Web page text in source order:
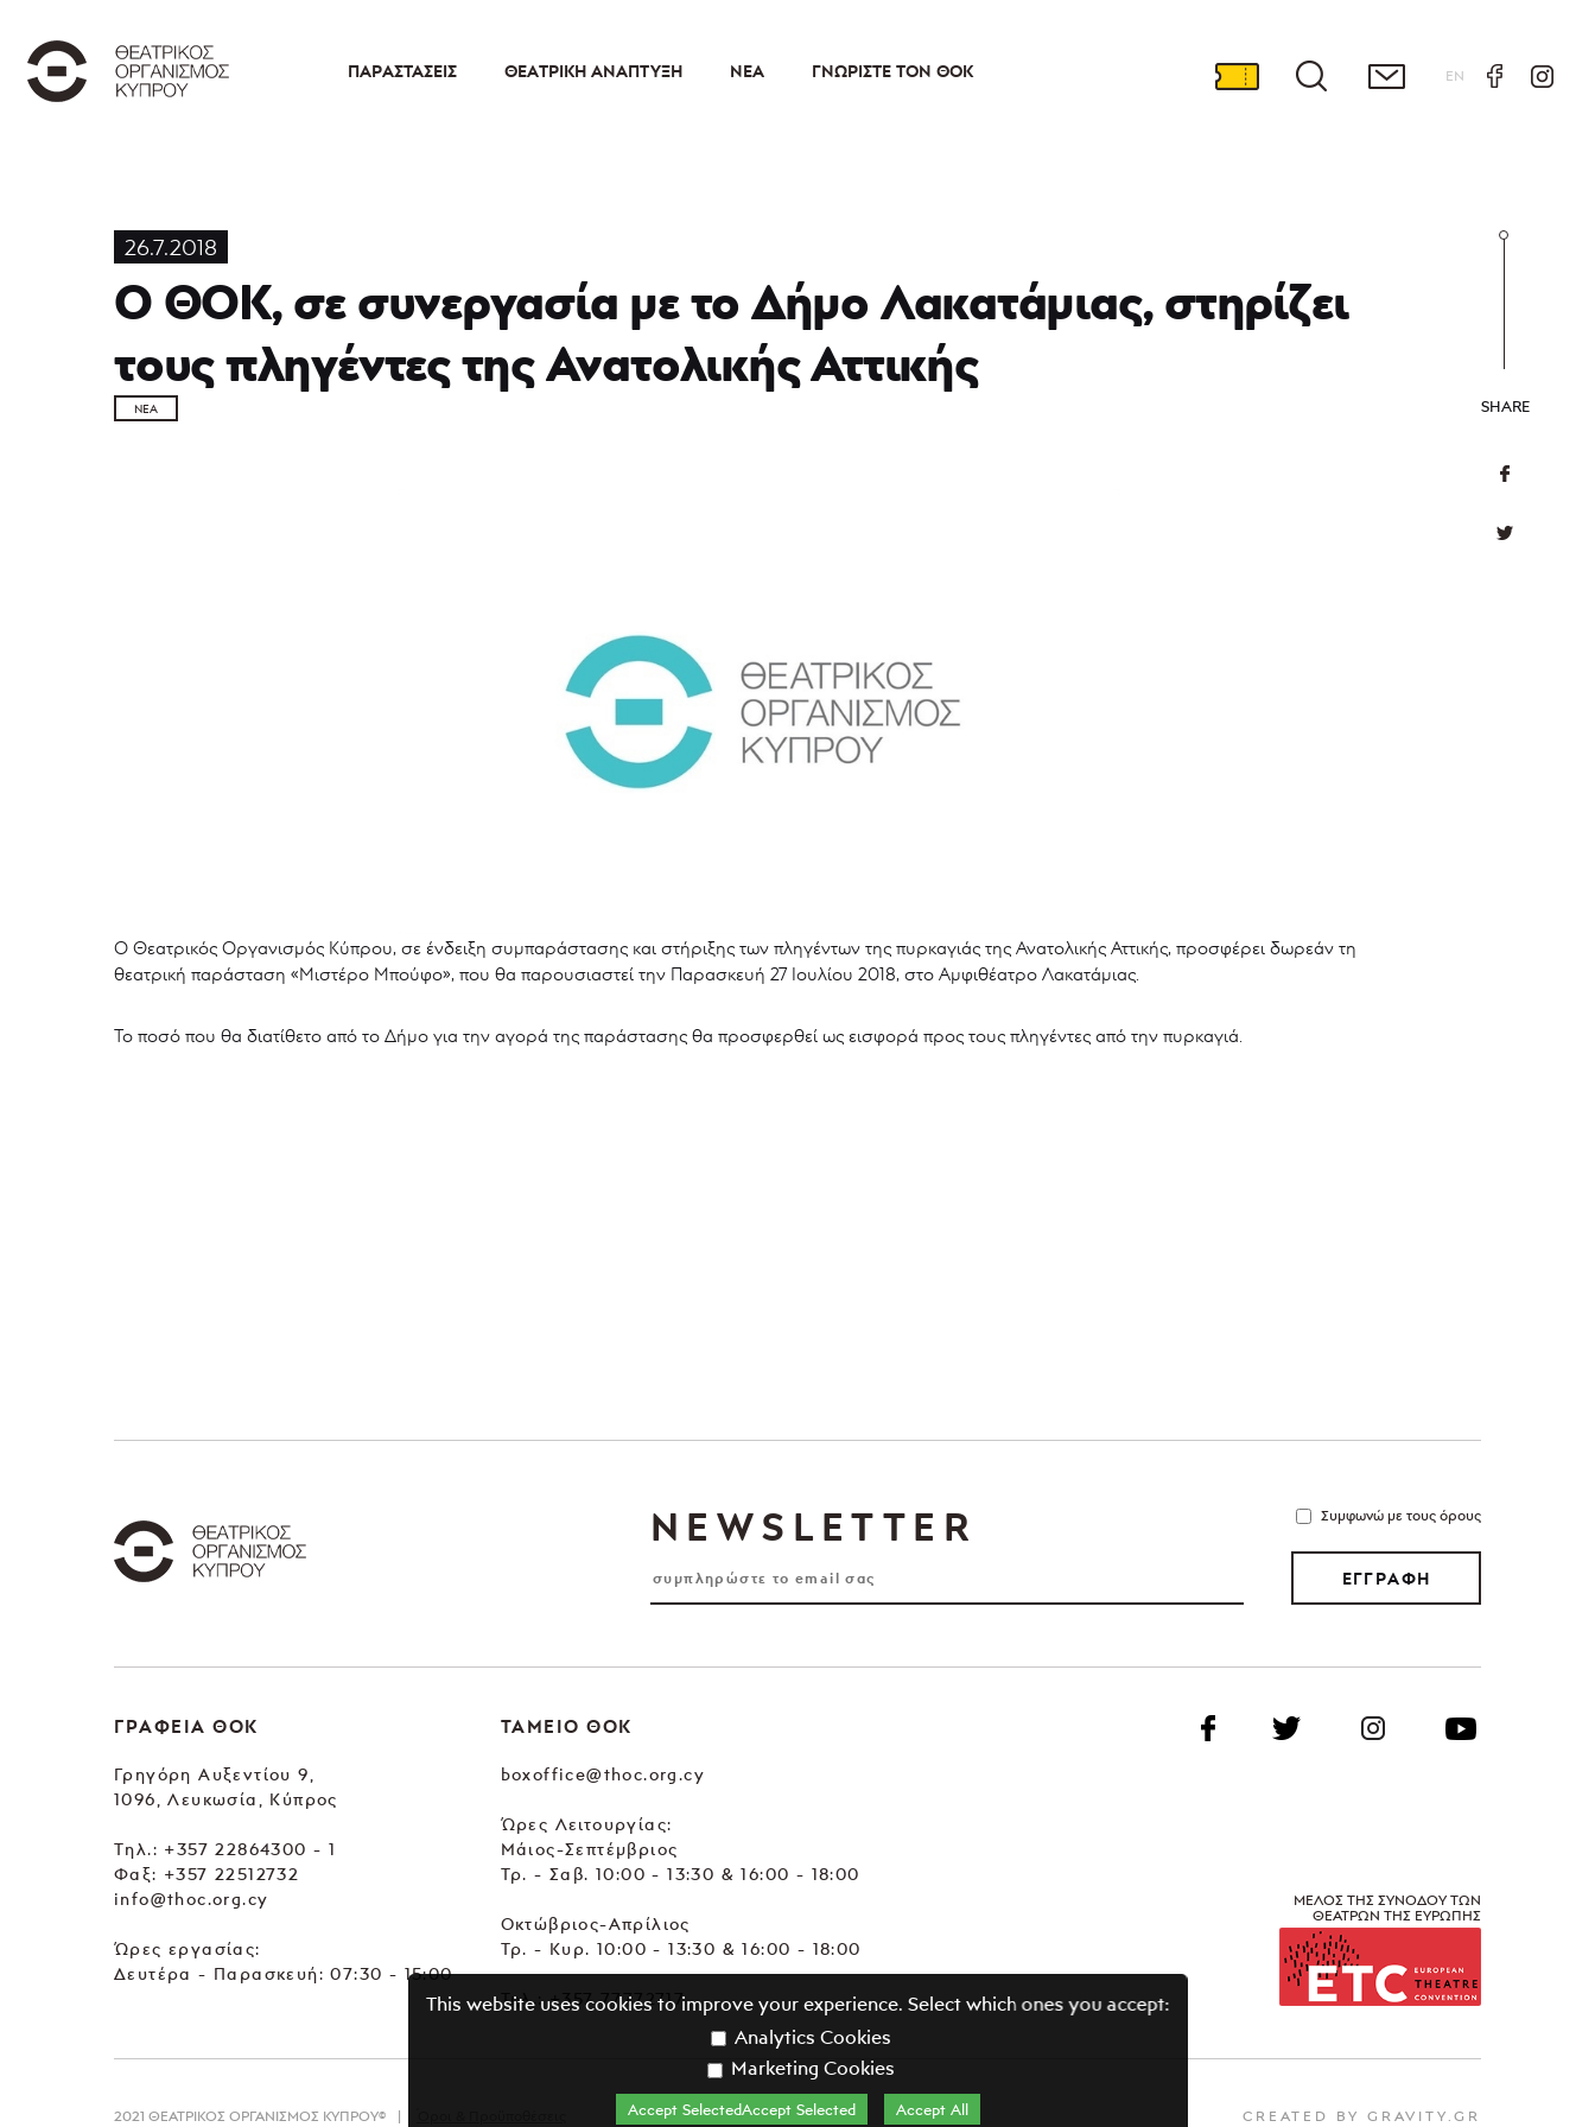
ΠΑΡΑΣΤΆΣΕΙΣ ΘΕΑΤΡΙΚΉ ΑΝΆΠΤΥΞΗ ΝΈΑ ΓΝΩΡΊΣΤΕ ΤΟΝ ΘΟΚ EN
26.7.2018
Ο ΘΟΚ, σε συνεργασία με το Δήμο Λακατάμιας, στηρίζει
τους πληγέντες της Ανατολικής Αττικής
ΝΈΑ SHARE
Ο Θεατρικός Οργανισμός Κύπρου, σε ένδειξη συμπαράστασης και στήριξης των πληγέντων της πυρκαγιάς της Ανατολικής Αττικής, προσφέρει δωρεάν τη
θεατρική παράσταση «Μιστέρο Μπούφο», που θα παρουσιαστεί την Παρασκευή 27 Ιουλίου 2018, στο Αμφιθέατρο Λακατάμιας.
Το ποσό που θα διατίθετο από το Δήμο για την αγορά της παράστασης θα προσφερθεί ως εισφορά προς τους πληγέντες από την πυρκαγιά.
NEWSLETTER Συμφωνώ με τους όρους
ΕΓΓΡΑΦΗ
ΓΡΑΦΕΙΑ ΘΟΚ
Γρηγόρη Αυξεντίου 9,
1096, Λευκωσία, Κύπρος
Tηλ.: +357 22864300 - 1
Φαξ: +357 22512732
info@thoc.org.cy
Ώρες εργασίας:
Δευτέρα - Παρασκευή: 07:30 - 15:00
ΤΑΜΕΙΟ ΘΟΚ
boxoffice@thoc.org.cy
Ώρες Λειτουργίας:
Μάιος-Σεπτέμβριος
Τρ. - Σαβ. 10:00 - 13:30 & 16:00 - 18:00
Οκτώβριος-Απρίλιος
Τρ. - Κυρ. 10:00 - 13:30 & 16:00 - 18:00
Τηλ.:+357 77772717
ΜΕΛΟΣ ΤΗΣ ΣΥΝΟΔΟΥ ΤΩΝ
ΘΕΑΤΡΩΝ ΤΗΣ ΕΥΡΩΠΗΣ
2021 ΘΕΑΤΡΙΚΟΣ ΟΡΓΑΝΙΣΜΟΣ ΚΥΠΡΟΥ© CREATED BY GRAVITY.GR
This website uses cookies to improve your experience. Select which ones you accept:
Analytics Cookies
Marketing Cookies
Accept SelectedAccept Selected Accept All